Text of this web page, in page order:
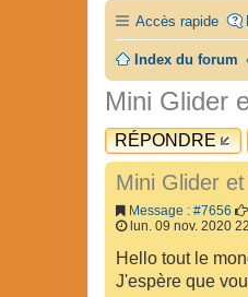
Accès rapide
Index du forum
Mini Glider
RÉPONDRE
Mini Glider
Message : #7656
lun. 09 nov. 2020
Hello tout le
J'espère que